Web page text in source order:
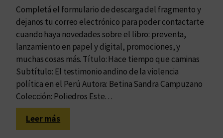
e
s
,
d
i
a
g
r
a
m
Completá el formulario de descarga del fragmento y
dejanos tu correo electrónico para poder contactarte
cuando haya novedades sobre el libro: preventa,
lanzamiento en papel y digital, promociones, y
muchas cosas más. Título: Hace tiempo que caminas
Subtítulo: El testimonio andino de la violencia
política en el Perú Autora: Betina Sandra Campuzano
Colección: Poliedros Este…
Leer más:
H